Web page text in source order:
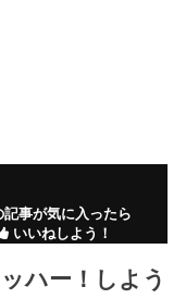
記事が気に入ったら
いいねしよう！
ハー！しよう